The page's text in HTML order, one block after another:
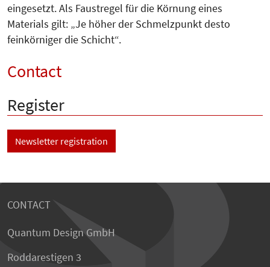
eingesetzt. Als Faustregel für die Körnung eines
Materials gilt: „Je höher der Schmelzpunkt desto
feinkörniger die Schicht“.
Contact
Register
Newsletter registration
CONTACT
Quantum Design GmbH
Roddarestigen 3